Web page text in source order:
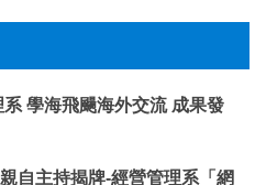
學海飛颺海外交流 成果發
自主持揭牌-經營管理系「網